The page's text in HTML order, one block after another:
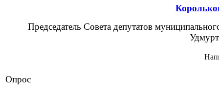
Председатель Совета депутатов
Опрос